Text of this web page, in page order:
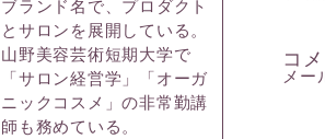
コ
メー
ブランド名で、プロダクト
とサロンを展開している。
山野美容芸術短期大学で
「サロン経営学」「オーガ
ニックコスメ」の非常勤講
師も務めている。